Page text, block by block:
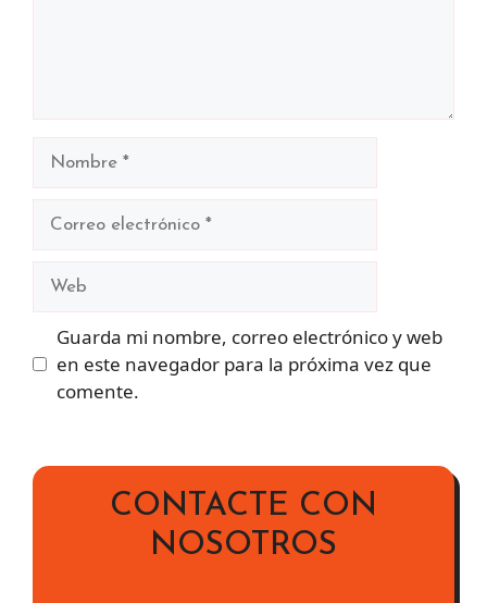
Nombre
Correo
Web
Guarda mi nombre, correo electrónico y web
en este navegador para la próxima vez que
comente.